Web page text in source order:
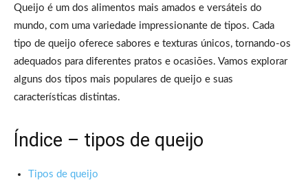
Queijo é um dos alimentos mais amados e versáteis do
mundo, com uma variedade impressionante de tipos. Cada
tipo de queijo oferece sabores e texturas únicos, tornando-os
adequados para diferentes pratos e ocasiões. Vamos explorar
alguns dos tipos mais populares de queijo e suas
características distintas.
Índice – tipos de queijo
Tipos de queijo